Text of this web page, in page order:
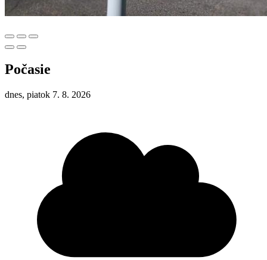
Počasie
dnes, piatok 7. 8. 2026